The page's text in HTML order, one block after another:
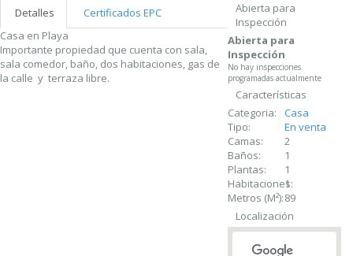
Detalles
Certificados EPC
Casa en Playa
Importante propiedad que cuenta con sala,
sala comedor, baño, dos habitaciones, gas de
la calle y terraza libre.
Abierta para
Inspección
Abierta para
Inspección
No hay inspecciones
programadas actualmente
Características
Categoria:
Casa
Tipo:
En venta
Camas:
2
Baños:
1
Plantas:
1
Habitaciones:
1
Metros (M²):89
Localización